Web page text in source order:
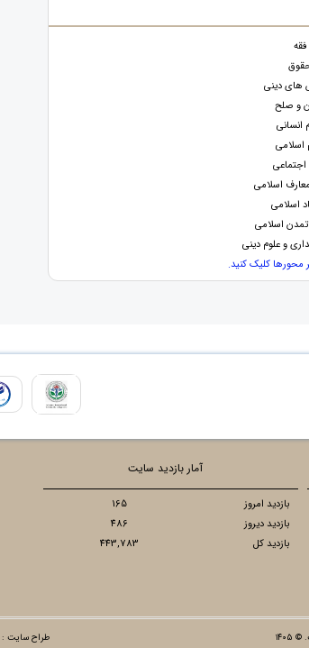
فقه
های دینی
و صلح
انسانی
اسلامی
اجتماعی
اسلامی
اسلامی
اسلامی
و علوم دینی
کلیک کنید.
آمار بازدید سایت
بازدید امروز
165
بازدید دیروز
486
بازدید کل
443,783
طراح سایت :